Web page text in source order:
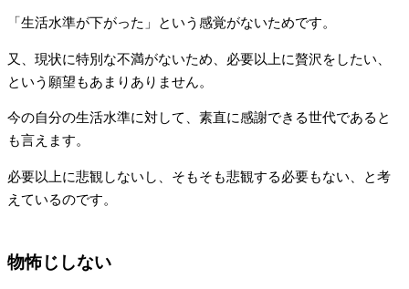
「生活水準が下がった」という感覚がないためです。
又、現状に特別な不満がないため、必要以上に贅沢をしたい、
という願望もあまりありません。
今の自分の生活水準に対して、素直に感謝できる世代であると
も言えます。
必要以上に悲観しないし、そもそも悲観する必要もない、と考
えているのです。
物怖じしない